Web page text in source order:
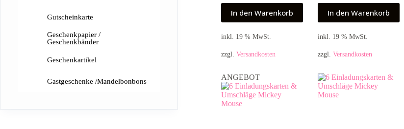
In den Warenkorb
inkl. 19 % MwSt.
zzgl.Versandkosten
In den Warenkorb
inkl. 19 % MwSt.
zzgl.Versandkosten
ANGEBOT
Gutscheinkarte
Geschenkpapier /
Geschenkbänder
Geschenkartikel
Gastgeschenke /Mandelbonbons